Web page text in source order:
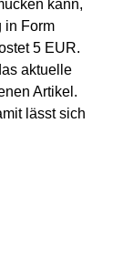
kann,
in Form
5 EUR.
aktuelle
Artikel.
lässt sich